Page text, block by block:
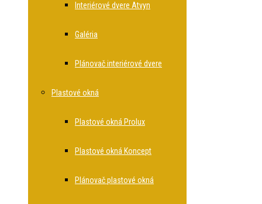
Interiérové dvere Atvyn
Galéria
Plánovač interiérové dvere
Plastové okná
Plastové okná Prolux
Plastové okná Koncept
Plánovač plastové okná